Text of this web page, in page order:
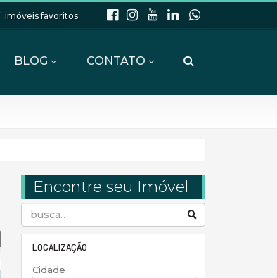
imóveis favoritos
BLOG CONTATO
Encontre seu Imóvel
LOCALIZAÇÃO
Cidade